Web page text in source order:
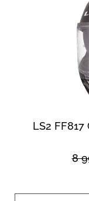
LS2 FF817
8